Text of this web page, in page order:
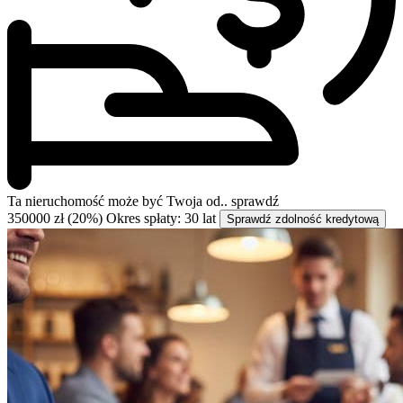
Ta nieruchomość może być Twoja od.. sprawdź
350000 zł (20%) Okres spłaty: 30 lat Sprawdź zdolność kredytową